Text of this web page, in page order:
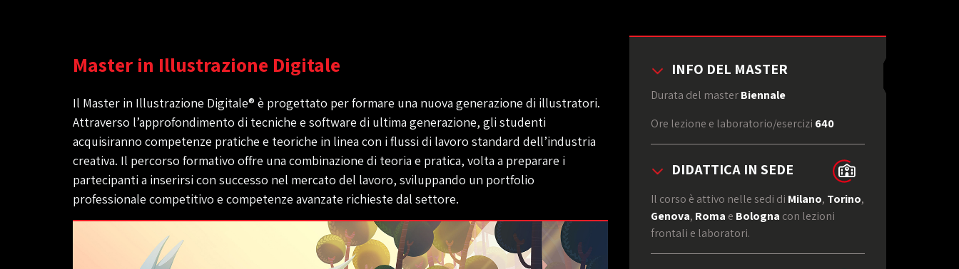
Master in Illustrazione Digitale
Il Master in Illustrazione Digitale® è progettato per formare una nuova generazione di illustratori.
Attraverso l’approfondimento di tecniche e software di ultima generazione, gli studenti
acquisiranno competenze pratiche e teoriche in linea con i flussi di lavoro standard dell’industria
creativa. Il percorso formativo offre una combinazione di teoria e pratica, volta a preparare i
partecipanti a inserirsi con successo nel mercato del lavoro, sviluppando un portfolio
professionale competitivo e competenze avanzate richieste dal settore.
INFO DEL MASTER
Durata del masterBiennale
Ore lezione e laboratorio/esercizi 640
DIDATTICA IN SEDE
Il corso è attivo nelle sedi di Milano, Torino,
Genova, Roma e Bologna con lezioni
frontali e laboratori.